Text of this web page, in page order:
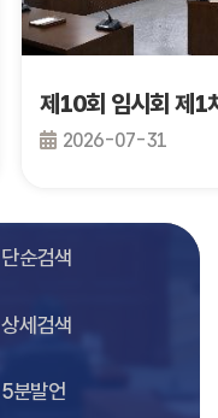
2026-07-31
단순검색
상세검색
5분발언